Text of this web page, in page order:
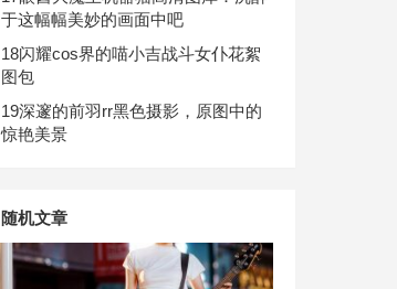
于这幅幅美妙的画面中吧
18闪耀cos界的喵小吉战斗女仆花絮
图包
19深邃的前羽rr黑色摄影，原图中的
惊艳美景
随机文章